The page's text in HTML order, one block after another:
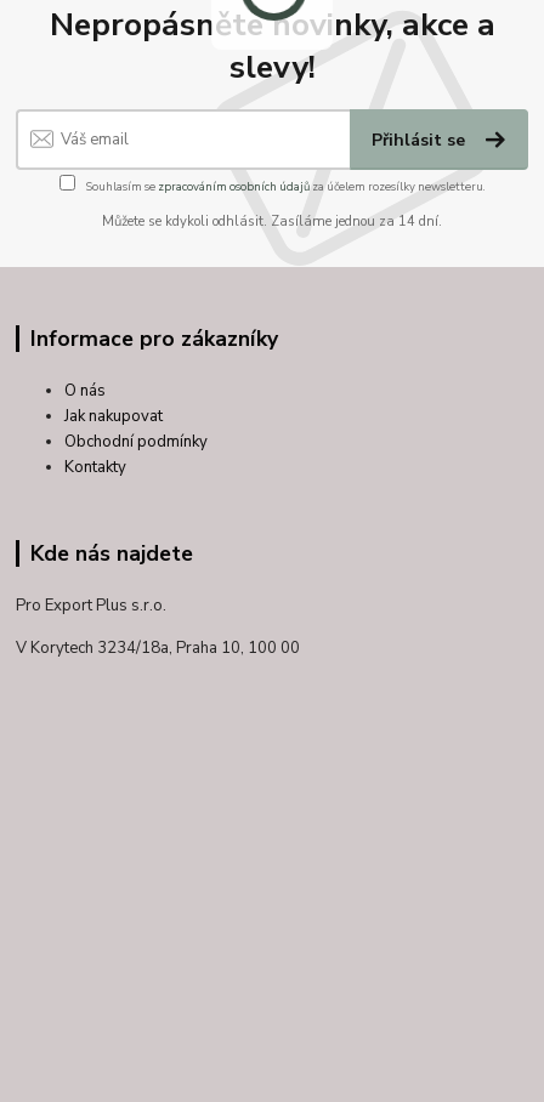
Nepropásněte novinky, akce a
slevy!
Přihlásit se
Souhlasím se zpracováním osobních údajůza účelem rozesílky newsletteru.
Můžete se kdykoli odhlásit. Zasíláme jednou za 14 dní.
Informace pro zákazníky
O nás
Jak nakupovat
Obchodní podmínky
Kontakty
Kde nás najdete
Pro Export Plus s.r.o.
V Korytech 3234/18a, Praha 10, 100 00